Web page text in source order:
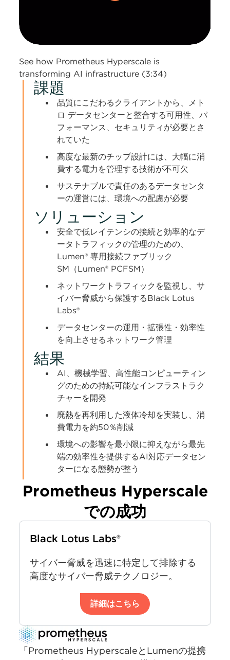
See how Prometheus Hyperscale is
transforming AI infrastructure (3:34)
課題
品質にこだわるクライアントから、メト
ロ データセンターと整合する可用性、パ
フォーマンス、セキュリティが必要とさ
れていた
高度な最新のチップ設計には、大幅に消
費する電力を管理する技術が不可欠
サステナブルで責任のあるデータセンタ
ーの運営には、環境への配慮が必要
ソリューション
安全で低レイテンシの接続と効率的なデ
ータトラフィックの管理のための、
Lumen® 専用接続ファブリック
SM（Lumen® PCFSM）
ネットワークトラフィックを監視し、サ
イバー脅威から保護するBlack Lotus
Labs®
データセンターの運用・拡張性・効率性
を向上させるネットワーク管理
結果
AI、機械学習、高性能コンピューティン
グのための持続可能なインフラストラク
チャーを開発
廃熱を再利用した液体冷却を実装し、消
費電力を約50％削減
環境への影響を最小限に抑えながら最先
端の効率性を提供するAI対応データセン
ターになる態勢が整う
Prometheus Hyperscale
での成功
Black Lotus Labs®
サイバー脅威を迅速に特定して排除する
高度なサイバー脅威テクノロジー。
詳細はこちら
「Prometheus HyperscaleとLumenの提携